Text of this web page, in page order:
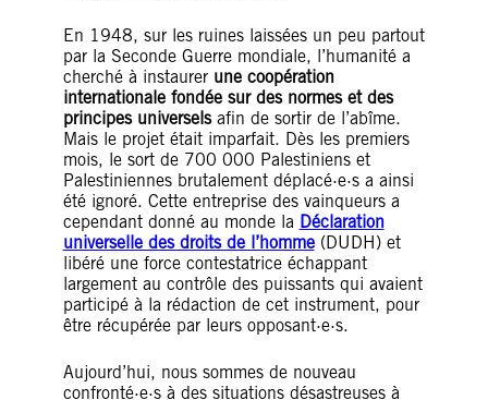
En 1948, sur les ruines laissées un peu partout
par la Seconde Guerre mondiale, l’humanité a
cherché à instaurer une coopération
internationale fondée sur des normes et des
principes universelsafin de sortir de l’abîme.
Mais le projet était imparfait. Dès les premiers
mois, le sort de 700 000 Palestiniens et
Palestiniennes brutalement déplacé·e·s a ainsi
été ignoré. Cette entreprise des vainqueurs a
cependant donné au monde la Déclaration
universelle des droits de l’homme(DUDH) et
libéré une force contestatrice échappant
largement au contrôle des puissants qui avaient
participé à la rédaction de cet instrument, pour
être récupérée par leurs opposant·e·s.
Aujourd’hui, nous sommes de nouveau
confronté·e·s à des situations désastreuses à